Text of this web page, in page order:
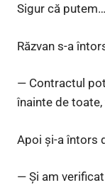
Sigur că putem…
Răzvan s-a
— Contractul
înainte de
Apoi și-a întors
— Și am